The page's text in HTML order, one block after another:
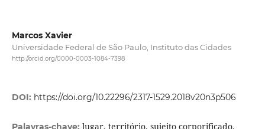
Marcos Xavier
Universidade Federal de São Paulo, Instituto das Cidades
http://orcid.org/0000-0003-1084-7398
DOI: https://doi.org/10.22296/2317-1529.2018v20n3p506
Palavras-chave: lugar, território, sujeito corporificado,